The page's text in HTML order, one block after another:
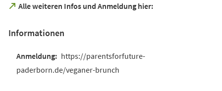
Alle weiteren Infos und Anmeldung hier:
(Öffnet
neuen
Informationen
https://parentsforfuture-
paderborn.de/veganer-brunch